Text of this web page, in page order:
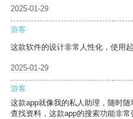
2025-01-29
游客
这款软件的设计非常人性化，使用起
2025-01-29
游客
这款app就像我的私人助理，随时
查找资料，这款app的搜索功能非常